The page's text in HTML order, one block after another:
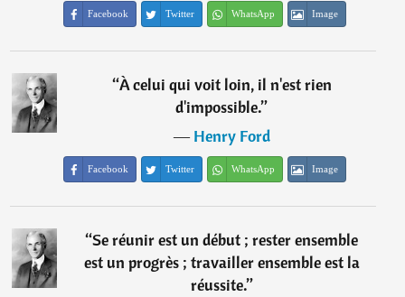
Facebook Twitter WhatsApp Image
“À celui qui voit loin, il n'est rien
d'impossible.”
―Henry Ford
Facebook Twitter WhatsApp Image
“Se réunir est un début ; rester ensemble
est un progrès ; travailler ensemble est la
réussite.”